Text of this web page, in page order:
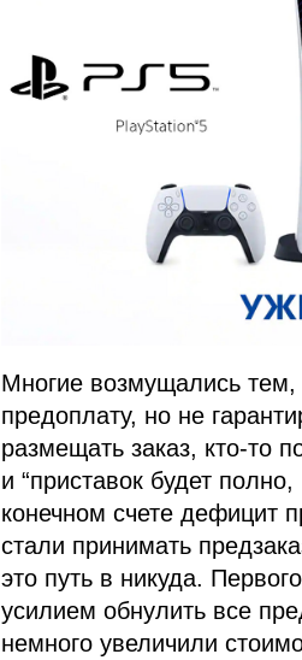
Многие возмущались тем,
предоплату, но не
размещать заказ, кто-то
и “приставок будет
конечном счете дефицит
стали принимать
это путь в никуда.
усилием обнулить все
немного увеличили